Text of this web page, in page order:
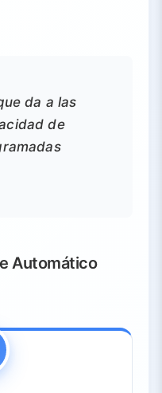
da a las
de
Automático